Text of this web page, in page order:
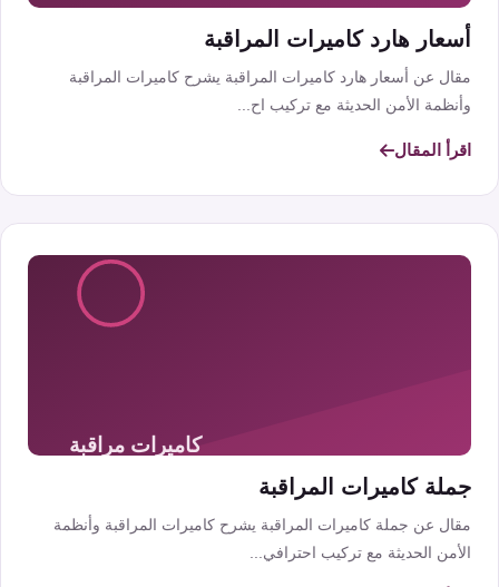
أسعار هارد كاميرات المراقبة
مقال عن أسعار هارد كاميرات المراقبة يشرح كاميرات المراقبة
وأنظمة الأمن الحديثة مع تركيب اح...
اقرأ المقال
جملة كاميرات المراقبة
مقال عن جملة كاميرات المراقبة يشرح كاميرات المراقبة وأنظمة
الأمن الحديثة مع تركيب احترافي...